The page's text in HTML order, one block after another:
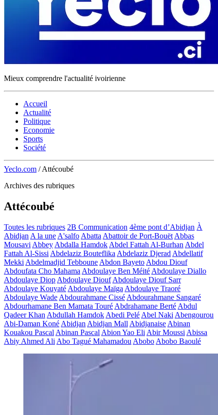
Mieux comprendre l'actualité ivoirienne
Accueil
Actualité
Politique
Economie
Sports
Société
Yeclo.com / Attécoubé
Archives des rubriques
Attécoubé
Toutes les rubriques 2B Communication 4ème pont d’Abidjan À
Abidjan A la une A'salfo Abatta Abattoir de Port-Bouët Abbas
Mousavi Abbey Abdalla Hamdok Abdel Fattah Al-Burhan Abdel
Fattah Al-Sissi Abdelaziz Bouteflika Abdelaziz Djerad Abdellatif
Mekki Abdelmadjid Tebboune Abdon Bayeto Abdou Diouf
Abdoufata Cho Mahama Abdoulaye Ben Méité Abdoulaye Diallo
Abdoulaye Diop Abdoulaye Diouf Abdoulaye Diouf Sarr
Abdoulaye Kouyaté Abdoulaye Maïga Abdoulaye Traoré
Abdoulaye Wade Abdourahmane Cissé Abdourahmane Sangaré
Abdourhamane Ben Mamata Touré Abdrahamane Berté Abdul
Qadeer Khan Abdullah Hamdok Abedi Pelé Abel Naki Abengourou
Abi-Daman Koné Abidjan Abidjan Mall Abidjanaise Abinan
Kouakou Pascal Abinan Pascal Abion Yao Eli Abir Moussi Abissa
Abiy Ahmed Ali Abo Tagué Mahamadou Abobo Abobo Baoulé